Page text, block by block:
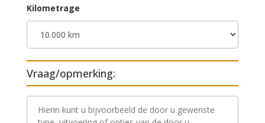
Kilometrage
Vraag/opmerking:
V